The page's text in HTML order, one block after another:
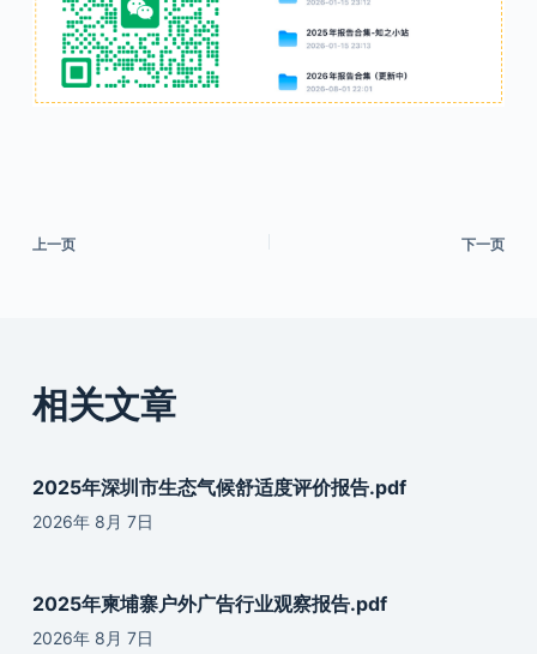
上一页 下一页
相关文章
2025年深圳市生态气候舒适度评价报告.pdf
2026年 8月 7日
2025年柬埔寨户外广告行业观察报告.pdf
2026年 8月 7日